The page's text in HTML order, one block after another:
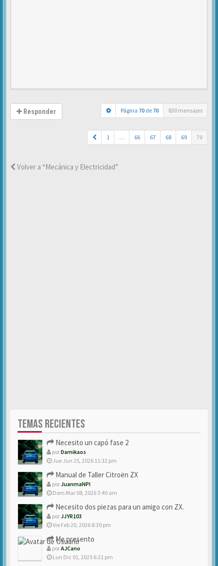
Responder Página 70 de 70 830 mensajes
1 … 66 67 68 69 70
Volver a “Mecánica y Electricidad”
TEMAS RECIENTES
Necesito un capó fase 2
porDamikaos
Jue Jun 25, 2026 11:32 pm
Manual de Taller Citroën ZX
porJuanmaNPI
Dom Mar 08, 2026 3:40 am
Necesito dos piezas para un amigo con ZX.
porJJYR103
Vie Feb 20, 2026 8:30 pm
Me presento
porAJCano
Lun Dic 01, 2025 6:21 pm